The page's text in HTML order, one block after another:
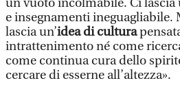
un vuoto incolmabile. Ci
e insegnamenti ineguagliabile.
lascia un’idea di cultura
intrattenimento né come
come continua cura dello
cercare di esserne all’altezza».